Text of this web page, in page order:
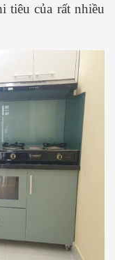
tiêu của rất nhiều